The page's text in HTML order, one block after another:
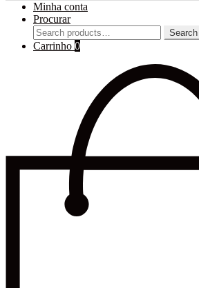
Minha conta
Procurar
Search
for:
Search
Carrinho 0